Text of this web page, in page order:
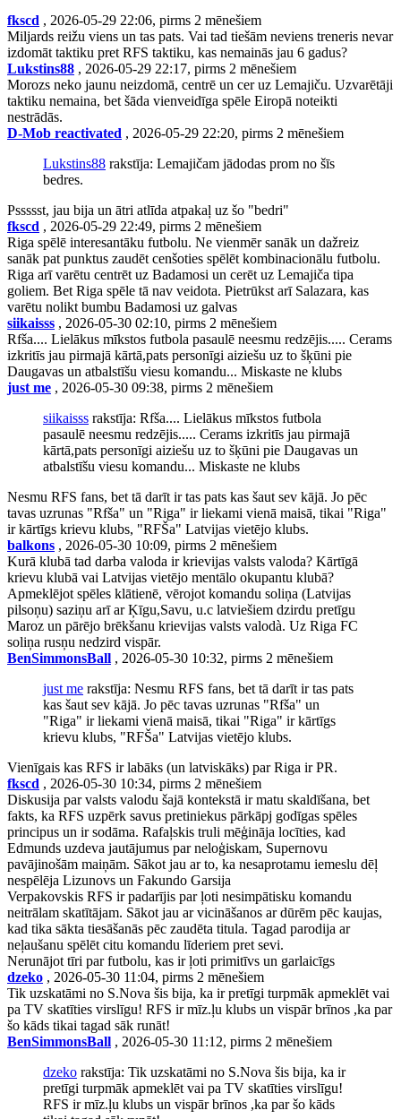
fkscd , 2026-05-29 22:06, pirms 2 mēnešiem
Miljards reižu viens un tas pats. Vai tad tiešām neviens treneris nevar
izdomāt taktiku pret RFS taktiku, kas nemainās jau 6 gadus?
Lukstins88 , 2026-05-29 22:17, pirms 2 mēnešiem
Morozs neko jaunu neizdomā, centrē un cer uz Lemajiču. Uzvarētāji
taktiku nemaina, bet šāda vienveidīga spēle Eiropā noteikti
nestrādās.
D-Mob reactivated , 2026-05-29 22:20, pirms 2 mēnešiem
Lukstins88 rakstīja: Lemajičam jādodas prom no šīs
bedres.
Pssssst, jau bija un ātri atlīda atpakaļ uz šo "bedri"
fkscd , 2026-05-29 22:49, pirms 2 mēnešiem
Riga spēlē interesantāku futbolu. Ne vienmēr sanāk un dažreiz
sanāk pat punktus zaudēt cenšoties spēlēt kombinacionālu futbolu.
Riga arī varētu centrēt uz Badamosi un cerēt uz Lemajiča tipa
goliem. Bet Riga spēle tā nav veidota. Pietrūkst arī Salazara, kas
varētu nolikt bumbu Badamosi uz galvas
siikaisss , 2026-05-30 02:10, pirms 2 mēnešiem
Rfša.... Lielākus mīkstos futbola pasaulē neesmu redzējis..... Cerams
izkritīs jau pirmajā kārtā,pats personīgi aiziešu uz to šķūni pie
Daugavas un atbalstīšu viesu komandu... Miskaste ne klubs
just me , 2026-05-30 09:38, pirms 2 mēnešiem
siikaisss rakstīja: Rfša.... Lielākus mīkstos futbola
pasaulē neesmu redzējis..... Cerams izkritīs jau pirmajā
kārtā,pats personīgi aiziešu uz to šķūni pie Daugavas un
atbalstīšu viesu komandu... Miskaste ne klubs
Nesmu RFS fans, bet tā darīt ir tas pats kas šaut sev kājā. Jo pēc
tavas uzrunas "Rfša" un "Riga" ir liekami vienā maisā, tikai "Riga"
ir kārtīgs krievu klubs, "RFŠa" Latvijas vietējo klubs.
balkons , 2026-05-30 10:09, pirms 2 mēnešiem
Kurā klubā tad darba valoda ir krievijas valsts valoda? Kārtīgā
krievu klubā vai Latvijas vietējo mentālo okupantu klubā?
Apmeklējot spēles klātienē, vērojot komandu soliņa (Latvijas
pilsoņu) saziņu arī ar Ķīgu,Savu, u.c latviešiem dzirdu pretīgu
Maroz un pārējo brēkšanu krievijas valsts valodà. Uz Riga FC
soliņa rusņu nedzird vispār.
BenSimmonsBall , 2026-05-30 10:32, pirms 2 mēnešiem
just me rakstīja: Nesmu RFS fans, bet tā darīt ir tas pats
kas šaut sev kājā. Jo pēc tavas uzrunas "Rfša" un
"Riga" ir liekami vienā maisā, tikai "Riga" ir kārtīgs
krievu klubs, "RFŠa" Latvijas vietējo klubs.
Vienīgais kas RFS ir labāks (un latviskāks) par Riga ir PR.
fkscd , 2026-05-30 10:34, pirms 2 mēnešiem
Diskusija par valsts valodu šajā kontekstā ir matu skaldīšana, bet
fakts, ka RFS uzpērk savus pretiniekus pārkāpj godīgas spēles
principus un ir sodāma. Rafaļskis truli mēģināja locīties, kad
Edmunds uzdeva jautājumus par neloģiskam, Supernovu
pavājinošām maiņām. Sākot jau ar to, ka nesaprotamu iemeslu dēļ
nespēlēja Lizunovs un Fakundo Garsija
Verpakovskis RFS ir padarījis par ļoti nesimpātisku komandu
neitrālam skatītājam. Sākot jau ar vicināšanos ar dūrēm pēc kaujas,
kad tika sākta tiesāšanās pēc zaudēta titula. Tagad parodija ar
neļaušanu spēlēt citu komandu līderiem pret sevi.
Nerunājot tīri par futbolu, kas ir ļoti primitīvs un garlaicīgs
dzeko , 2026-05-30 11:04, pirms 2 mēnešiem
Tik uzskatāmi no S.Nova šis bija, ka ir pretīgi turpmāk apmeklēt vai
pa TV skatīties virslīgu! RFS ir mīz.ļu klubs un vispār brīnos ,ka par
šo kāds tikai tagad sāk runāt!
BenSimmonsBall , 2026-05-30 11:12, pirms 2 mēnešiem
dzeko rakstīja: Tik uzskatāmi no S.Nova šis bija, ka ir
pretīgi turpmāk apmeklēt vai pa TV skatīties virslīgu!
RFS ir mīz.ļu klubs un vispār brīnos ,ka par šo kāds